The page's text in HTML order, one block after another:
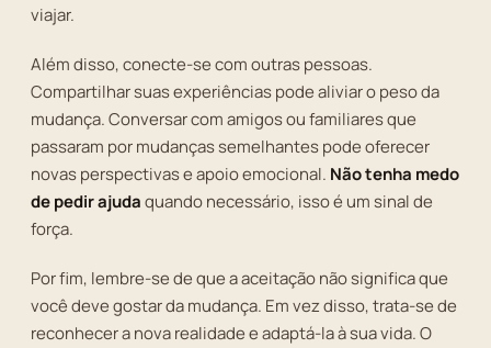
viajar.
Além disso, conecte-se com outras pessoas.
Compartilhar suas experiências pode aliviar o peso da
mudança. Conversar com amigos ou familiares que
passaram por mudanças semelhantes pode oferecer
novas perspectivas e apoio emocional. Não tenha medo
de pedir ajudaquando necessário, isso é um sinal de
força.
Por fim, lembre-se de que a aceitação não significa que
você deve gostar da mudança. Em vez disso, trata-se de
reconhecer a nova realidade e adaptá-la à sua vida. O